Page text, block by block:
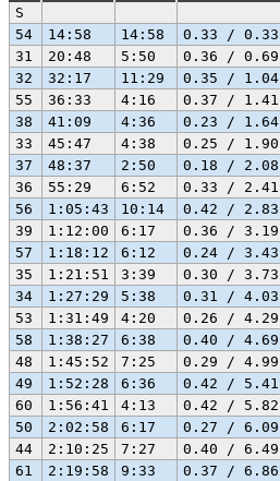
S
54
14:58 14:58 0.33 / 0.33
31
20:48 5:50 0.36 / 0.69
32
32:17 11:29 0.35 / 1.04
55
36:33 4:16 0.37 / 1.41
38
41:09 4:36 0.23 / 1.64
33
45:47 4:38 0.25 / 1.90
37
48:37 2:50 0.18 / 2.08
36
55:29 6:52 0.33 / 2.41
56
1:05:43 10:14 0.42 / 2.83
39
1:12:00 6:17 0.36 / 3.19
57
1:18:12 6:12 0.24 / 3.43
35
1:21:51 3:39 0.30 / 3.73
34
1:27:29 5:38 0.31 / 4.03
53
1:31:49 4:20 0.26 / 4.29
58
1:38:27 6:38 0.40 / 4.69
48
1:45:52 7:25 0.29 / 4.99
49
1:52:28 6:36 0.42 / 5.41
60
1:56:41 4:13 0.42 / 5.82
50
2:02:58 6:17 0.27 / 6.09
44
2:10:25 7:27 0.40 / 6.49
61
2:19:58 9:33 0.37 / 6.86